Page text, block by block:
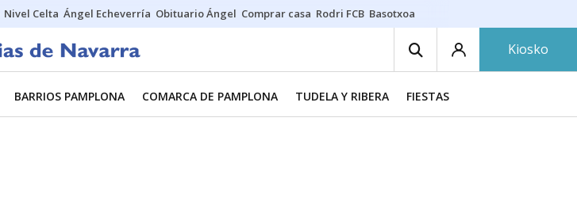
Nivel Celta Ángel Echeverría Obituario Ángel Comprar casa Rodri FCB Basotxoa
Kiosko
BARRIOS PAMPLONA COMARCA DE PAMPLONA TUDELA Y RIBERA FIESTAS